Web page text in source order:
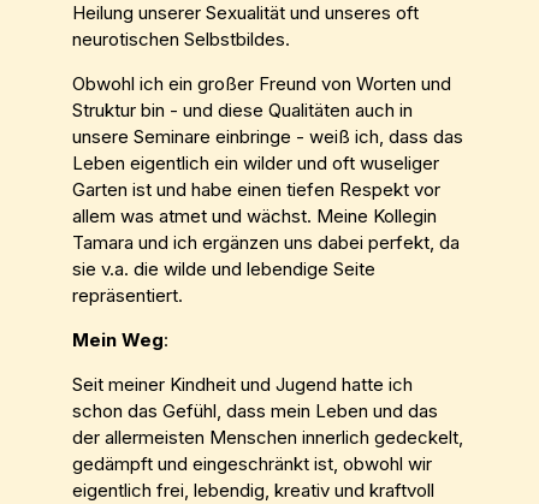
Heilung unserer Sexualität und unseres oft
neurotischen Selbstbildes.
Obwohl ich ein großer Freund von Worten und
Struktur bin - und diese Qualitäten auch in
unsere Seminare einbringe - weiß ich, dass das
Leben eigentlich ein wilder und oft wuseliger
Garten ist und habe einen tiefen Respekt vor
allem was atmet und wächst. Meine Kollegin
Tamara und ich ergänzen uns dabei perfekt, da
sie v.a. die wilde und lebendige Seite
repräsentiert.
Mein Weg:
Seit meiner Kindheit und Jugend hatte ich
schon das Gefühl, dass mein Leben und das
der allermeisten Menschen innerlich gedeckelt,
gedämpft und eingeschränkt ist, obwohl wir
eigentlich frei, lebendig, kreativ und kraftvoll